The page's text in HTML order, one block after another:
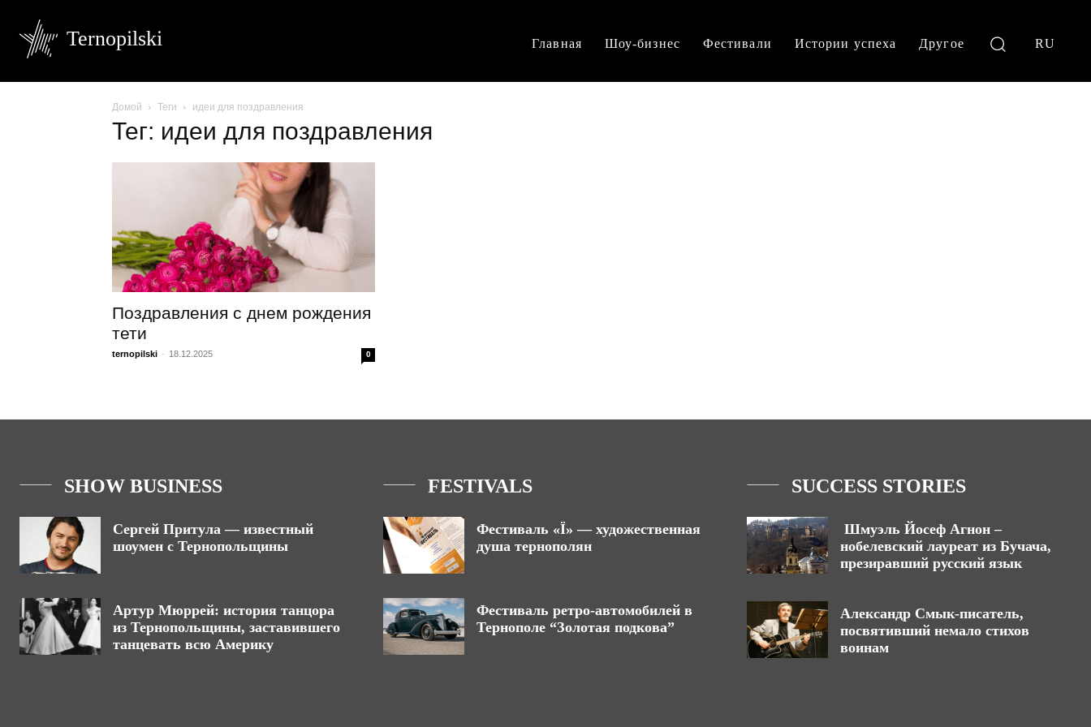
Ternopilski Главная Шоу-бизнес Фестивали Истории успеха Другое RU
Домой Теги идеи для поздравления
Тег: идеи для поздравления
Поздравления с днем ​​рождения
тети
ternopilski - 18.12.2025 0
SHOW BUSINESS
Сергей Притула — известный
шоумен с Тернопольщины
Артур Мюррей: история танцора
из Тернопольщины, заставившего
танцевать всю Америку
FESTIVALS
Фестиваль «Ї» — художественная
душа тернополян
Фестиваль ретро-автомобилей в
Тернополе “Золотая подкова”
SUCCESS STORIES
Шмуэль Йосеф Агнон –
нобелевский лауреат из Бучача,
презиравший русский язык
Александр Смык-писатель,
посвятивший немало стихов
воинам